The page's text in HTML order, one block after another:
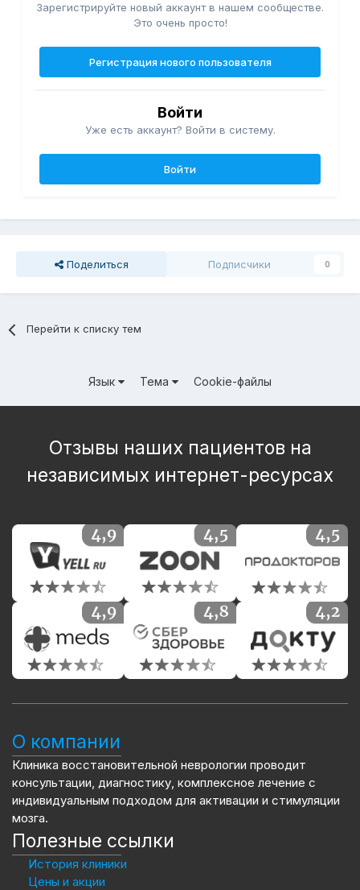
Зарегистрируйте новый аккаунт в нашем сообществе.
Это очень просто!
Регистрация нового пользователя
Войти
Уже есть аккаунт? Войти в систему.
Войти
Поделиться Подписчики 0
Перейти к списку тем
Язык Тема Cookie-файлы
Отзывы наших пациентов на
независимых интернет-ресурсах
О компании
Клиника восстановительной неврологии проводит
консультации, диагностику, комплексное лечение с
индивидуальным подходом для активации и стимуляции
мозга.
Полезные ссылки
История клиники
Цены и акции